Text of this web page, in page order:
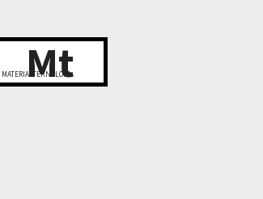
Mt
MATERIALTEKNOLOGI